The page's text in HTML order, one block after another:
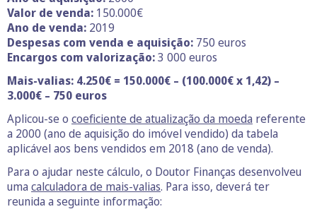
Valor de venda: 150.000€
Ano de venda: 2019
Despesas com venda e aquisição: 750 euros
Encargos com valorização:3 000 euros
Mais-valias: 4.250€ = 150.000€ – (100.000€ x 1,42) –
3.000€ – 750 euros
Aplicou-se o coeficiente de atualização da moeda referente
a 2000 (ano de aquisição do imóvel vendido) da tabela
aplicável aos bens vendidos em 2018 (ano de venda).
Para o ajudar neste cálculo, o Doutor Finanças desenvolveu
uma calculadora de mais-valias. Para isso, deverá ter
reunida a seguinte informação: